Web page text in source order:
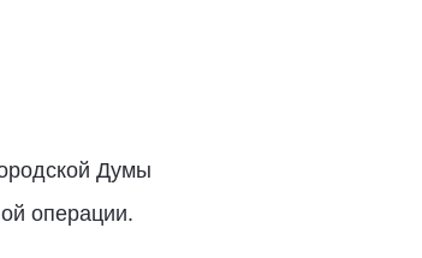
Думы
операции.